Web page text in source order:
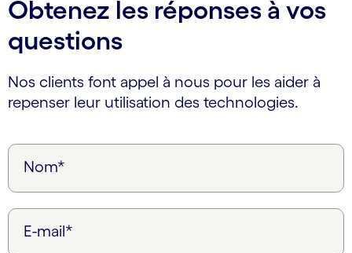
Obtenez les réponses à vos
questions
Nos clients font appel à nous pour les aider à
repenser leur utilisation des technologies.
Nom*
E-mail*